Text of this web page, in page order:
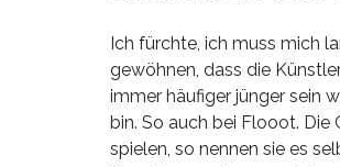
Ich fürchte, ich muss mich
gewöhnen, dass die
immer häufiger jünger sein
bin. So auch bei Flooot. Die
spielen, so nennen sie es